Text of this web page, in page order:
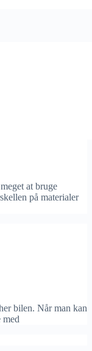
at bruge
på materialer
bilen. Når man kan
med